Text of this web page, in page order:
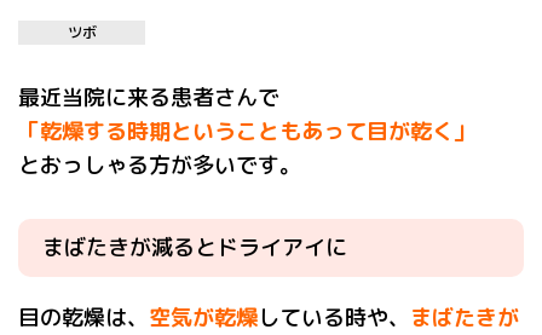
ツボ
最近当院に来る患者さんで
「乾燥する時期ということもあって目が乾く」
とおっしゃる方が多いです。
まばたきが減るとドライアイに
目の乾燥は、 空気が乾燥している時や、 まばたきが